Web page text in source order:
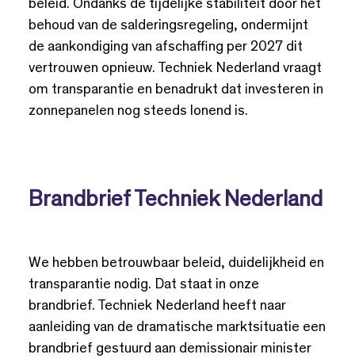
beleid. Ondanks de tijdelijke stabiliteit door het
behoud van de salderingsregeling, ondermijnt
de aankondiging van afschaffing per 2027 dit
vertrouwen opnieuw. Techniek Nederland vraagt
om transparantie en benadrukt dat investeren in
zonnepanelen nog steeds lonend is.
Brandbrief Techniek Nederland
We hebben betrouwbaar beleid, duidelijkheid en
transparantie nodig. Dat staat in onze
brandbrief. Techniek Nederland heeft naar
aanleiding van de dramatische marktsituatie een
brandbrief gestuurd aan demissionair minister